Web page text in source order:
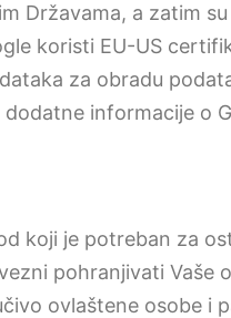
Državama, a zatim
koristi EU-US
za obradu
informacije o
koji je potreban za
pohranjivati Vaše
ovlaštene osobe i